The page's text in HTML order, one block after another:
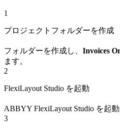
1
プロジェクトフォルダーを作成
フォルダーを作成し、 Invoices
ます。
2
FlexiLayout Studio を起動
ABBYY FlexiLayout Studio を起動
3